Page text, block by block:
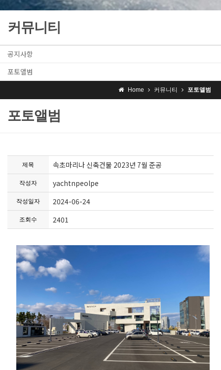
커뮤니티
공지사항
포토앨범
Home 커뮤니티 포토앨범
포토앨범
제목 속초마리나 신축건물 2023년 7월 준공
작성자 yachtnpeolpe
작성일자 2024-06-24
조회수 2401